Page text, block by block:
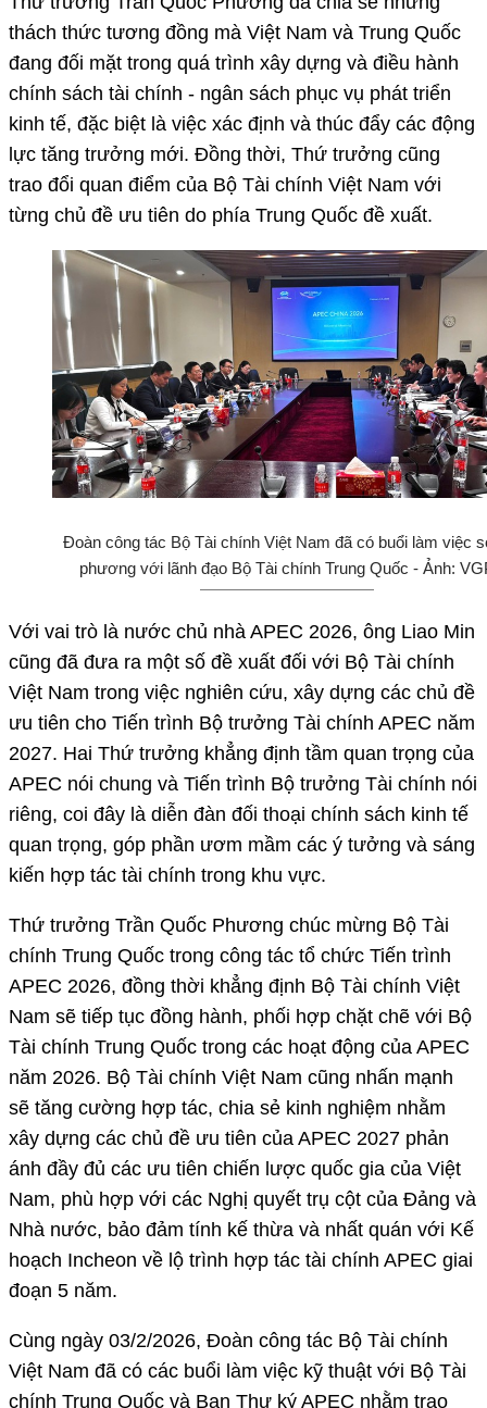
thách thức tương đồng mà Việt Nam và Trung Quốc
đang đối mặt trong quá trình xây dựng và điều hành
chính sách tài chính - ngân sách phục vụ phát triển
kinh tế, đặc biệt là việc xác định và thúc đẩy các động
lực tăng trưởng mới. Đồng thời, Thứ trưởng cũng
trao đổi quan điểm của Bộ Tài chính Việt Nam với
từng chủ đề ưu tiên do phía Trung Quốc đề xuất.
Đoàn công tác Bộ Tài chính Việt Nam đã có buổi làm việc
phương với lãnh đạo Bộ Tài chính Trung Quốc - Ảnh:
Với vai trò là nước chủ nhà APEC 2026, ông Liao Min
cũng đã đưa ra một số đề xuất đối với Bộ Tài chính
Việt Nam trong việc nghiên cứu, xây dựng các chủ đề
ưu tiên cho Tiến trình Bộ trưởng Tài chính APEC năm
2027. Hai Thứ trưởng khẳng định tầm quan trọng của
APEC nói chung và Tiến trình Bộ trưởng Tài chính nói
riêng, coi đây là diễn đàn đối thoại chính sách kinh tế
quan trọng, góp phần ươm mầm các ý tưởng và sáng
kiến hợp tác tài chính trong khu vực.
Thứ trưởng Trần Quốc Phương chúc mừng Bộ Tài
chính Trung Quốc trong công tác tổ chức Tiến trình
APEC 2026, đồng thời khẳng định Bộ Tài chính Việt
Nam sẽ tiếp tục đồng hành, phối hợp chặt chẽ với Bộ
Tài chính Trung Quốc trong các hoạt động của APEC
năm 2026. Bộ Tài chính Việt Nam cũng nhấn mạnh
sẽ tăng cường hợp tác, chia sẻ kinh nghiệm nhằm
xây dựng các chủ đề ưu tiên của APEC 2027 phản
ánh đầy đủ các ưu tiên chiến lược quốc gia của Việt
Nam, phù hợp với các Nghị quyết trụ cột của Đảng và
Nhà nước, bảo đảm tính kế thừa và nhất quán với Kế
hoạch Incheon về lộ trình hợp tác tài chính APEC giai
đoạn 5 năm.
Cùng ngày 03/2/2026, Đoàn công tác Bộ Tài chính
Việt Nam đã có các buổi làm việc kỹ thuật với Bộ Tài
chính Trung Quốc và Ban Thư ký APEC nhằm trao